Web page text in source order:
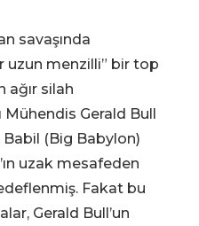
savaşında
uzun menzilli” bir top
ağır silah
Gerald Bull
(Big Babylon)
uzak mesafeden
Fakat bu
Gerald Bull’un